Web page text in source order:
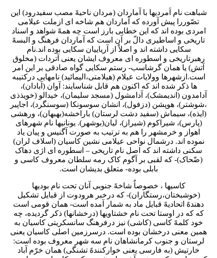
شباهت نام اَمردیها با آماردان (مردان ناحیهً مصب سفیدرود) این
تصّوررا پیش آورده که آماردان هم شاخه ای ازملت عیلامی
امردی بوده اند که این خطایی بارز است چه همهً شواهد و اسناد
تاریخی و اساطیری دالّ بر آن است که آماردان فرهنگ و البسهً
سکایی داشته اند و اصلاٌ از آریاییان سکایی بوده اند.نام
رهبرتاریخی و اسطوره ای معروف ایشان یعنی آتردات (مخلوق
آتش) یا همان گرشاسب- رستم سکایی گواه صادقی بر این امر
است.ازشهرها وولایات عیلام (هیلامتی،الیمائید) نامهایی درکتیبه
ها ذکر شده اند که اکنون هم قابل شناسایند: آوان (آبادان)،
آدامدون (اندیمشک)، آدامشول (مسجد سلیمان)، خیدالو (خویذذی
،شوشتر)، هوپشن (دزفول)، انشان سوسونکا (سوسنگرد)، اجاپیر
(ایذه)، سیماش (سفید دشت لرستان) باراخشه(بهبهان)، ورهشی
(پارس)، شیراکوم (شیراز)، لیان(بوشهر). یونانیها نام شهرهای
اهواز و خرمشهر را هم به ترتیب به صورت آگنیس و پیان یاد
نموده اند. درشمال نواحی عیلامی نشین کاسیان (اسلاف لران)
سکنی داشته اند که اصل نام تاریخی – اسطوره ای اژی دهاک
(ضّحاک)- که لقبی بر آگوم کاک رمه سلطان معروف کاسی و
بابلی بوده- متعلق بدیشان است.
کاسیها ، خصوصاٌ شاخهً جنوبی آنان تحت نام بودیها
(خوشبختان،رستگاران)- که درخبر هرودوت از قبایل تشکیل
دهندهً اتحادیهً قبایل ماد به شمار آمده است- همان قومی است
که که در اوستا تحت نام خشتاویها (درخشانها) ذکر گردیده، چه
خود کلمهً کاسی (کاشی) نیز درفرهنگ سانسکریتی کاسیان به
همین معنی درخشان بوده است. درسرزمین اصلی کاسیان یعنی
لرستان و جنوب کرمانشاهان نام سه شهر معروف بوده است:
خارتیش (به فارسی یعنی خوارکنندهً تشنگی) همان خرّم آباد